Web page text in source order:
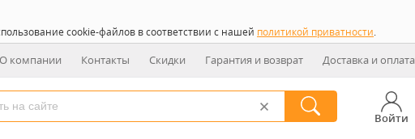
cookie-файлов в соответствии с нашей политикой приватности.
О компании Контакты Скидки Гарантия и возврат Доставка и оплата
Войти